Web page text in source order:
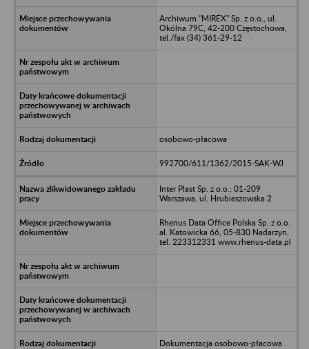
Archiwum "MIREX" Sp. z o.o., ul.
Okólna 79C, 42-200 Częstochowa,
tel./fax (34) 361-29-12
osobowo-płacowa
992700/611/1362/2015-SAK-WJ
Inter Plast Sp. z o.o.; 01-209
Warszawa, ul. Hrubieszowska 2
Rhenus Data Office Polska Sp. z o.o.
al. Katowicka 66, 05-830 Nadarzyn,
tel. 223312331 www.rhenus-data.pl
Dokumentacja osobowo-płacowa